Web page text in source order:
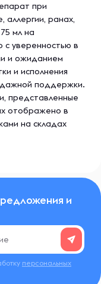
при
аллергии, ранах,
мл на
уверенностью в
и ожиданием
и исполнения
поддержки.
представленные
отображено в
на складах
и
персональных